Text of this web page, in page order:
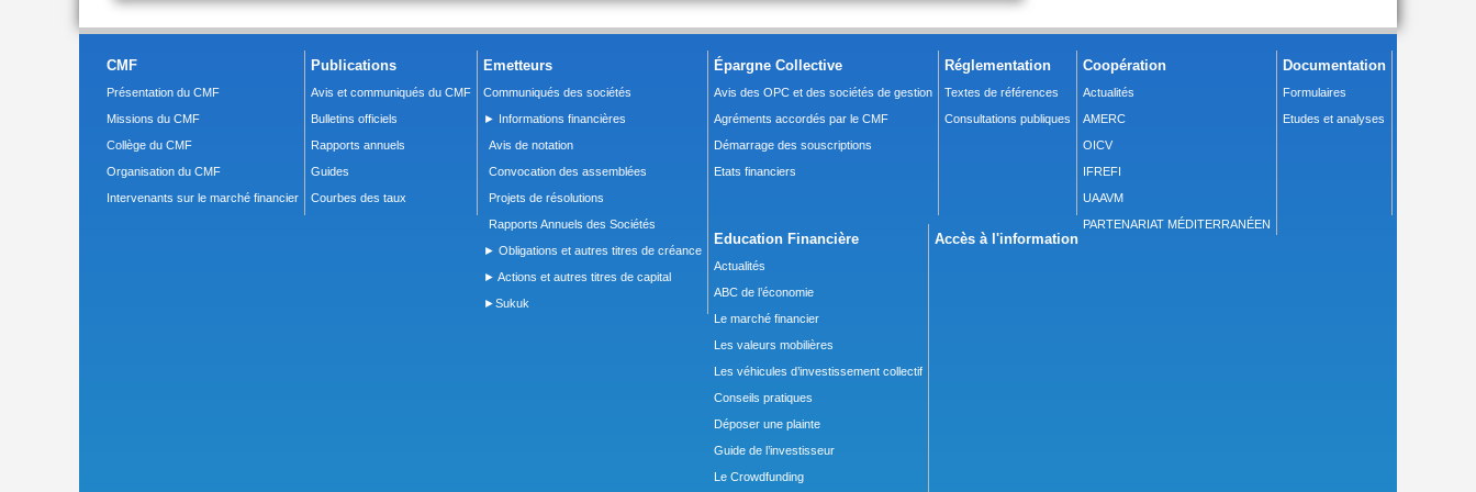
CMF
Présentation du CMF
Missions du CMF
Collège du CMF
Organisation du CMF
Intervenants sur le marché financier
Publications
Avis et communiqués du CMF
Bulletins officiels
Rapports annuels
Guides
Courbes des taux
Emetteurs
Communiqués des sociétés
► Informations financières
Avis de notation
Convocation des assemblées
Projets de résolutions
Rapports Annuels des Sociétés
► Obligations et autres titres de créance
► Actions et autres titres de capital
►Sukuk
Épargne Collective
Avis des OPC et des sociétés de gestion
Agréments accordés par le CMF
Démarrage des souscriptions
Etats financiers
Réglementation
Textes de références
Consultations publiques
Coopération
Actualités
AMERC
OICV
IFREFI
UAAVM
PARTENARIAT MÉDITERRANÉEN
Documentation
Formulaires
Etudes et analyses
Education Financière
Actualités
ABC de l’économie
Le marché financier
Les valeurs mobilières
Les véhicules d’investissement collectif
Conseils pratiques
Déposer une plainte
Guide de l’investisseur
Le Crowdfunding
Accès à l'information